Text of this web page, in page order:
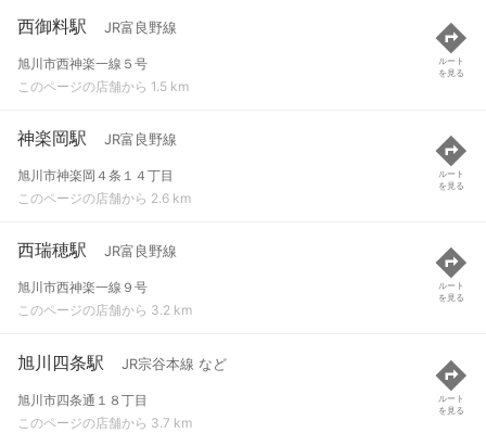
西御料駅 JR富良野線
旭川市西神楽一線５号
このページの店舗から 1.5 km
ルート
を見る
神楽岡駅 JR富良野線
旭川市神楽岡４条１４丁目
このページの店舗から 2.6 km
ルート
を見る
西瑞穂駅 JR富良野線
旭川市西神楽一線９号
このページの店舗から 3.2 km
ルート
を見る
旭川四条駅 JR宗谷本線 など
旭川市四条通１８丁目
このページの店舗から 3.7 km
ルート
を見る